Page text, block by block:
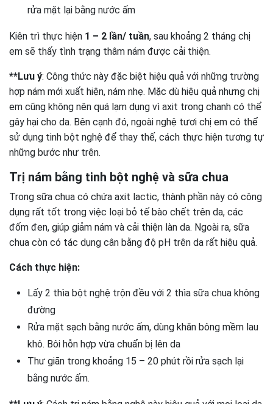
rửa mặt lại bằng nước ấm
Kiên trì thực hiện 1 – 2 lần/ tuần, sau khoảng 2 tháng chị
em sẽ thấy tình trạng thâm nám được cải thiện.
**Lưu ý: Công thức này đặc biệt hiệu quả với những trường
hợp nám mới xuất hiện, nám nhẹ. Mặc dù hiệu quả nhưng chị
em cũng không nên quá lạm dụng vì axit trong chanh có thể
gây hại cho da. Bên cạnh đó, ngoài nghệ tươi chị em có thể
sử dụng tinh bột nghệ để thay thế, cách thực hiện tương tự
những bước như trên.
Trị nám bằng tinh bột nghệ và sữa chua
Trong sữa chua có chứa axit lactic, thành phần này có công
dụng rất tốt trong việc loại bỏ tế bào chết trên da, các
đốm đen, giúp giảm nám và cải thiện làn da. Ngoài ra, sữa
chua còn có tác dụng cân bằng độ pH trên da rất hiệu quả.
Cách thực hiện:
Lấy 2 thìa bột nghệ trộn đều với 2 thìa sữa chua không
đường
Rửa mặt sạch bằng nước ấm, dùng khăn bông mềm lau
khô. Bôi hỗn hợp vừa chuẩn bị lên da
Thư giãn trong khoảng 15 – 20 phút rồi rửa sạch lại
bằng nước ấm.